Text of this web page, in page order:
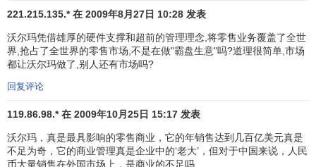
需求
，沃尔玛拥有一个规模空前的计算机网络系
作站保持看热线联系。1987年，公司建立起全美最大的私人
卫星通信系统，以便节省总部和分支机构的沟通费用，加快
统信息总量达到4000千兆的海量，每天仅条玛阅读机读写的
信息就有2500万字节之多，总部每天和各地分支机构交换的
数据达1．5亿个字节，这也是世界上最大的民间数据库。依
221.215.135.* 在 2009年8月27日 10:28 发表
沃尔玛凭借雄厚的硬件支撑和超前的管理理念,将零售业务覆盖了全世
界,抢占了全世界的零售市场,不是在做"霸盘生意"吗?道理很简单,市场
都让沃尔玛做了,别人还有市场吗?
回复评论
119.86.98.* 在 2009年10月25日 15:17 发表
沃尔玛，真是最具影响的零售商业，它的年销售达到几百亿美元真是
不足为奇，它的商业管理真是企业中的‘老大’，但对于中国来说，人民
币大量销售在外国市场上，是商业的不足吗